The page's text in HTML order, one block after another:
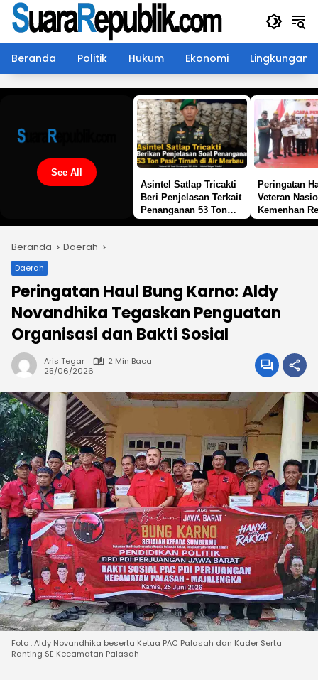
Langsung
konten
Beranda
Politik Hukum Ekonomi Lingkungan
See All
Asintel Satlap Tricakti
Beri Penjelasan Terkait
Penanganan 53 Ton
Peringatan
Veteran
Kemenhan
Beranda Daerah
Daerah
Peringatan Haul Bung Karno: Aldy
Novandhika Tegaskan Penguatan
Organisasi dan Bakti Sosial
Aris Tegar
2 Min Baca
25/06/2026
Foto : Aldy Novandhika beserta Ketua PAC Palasah dan Kader Serta
Ranting SE Kecamatan Palasah